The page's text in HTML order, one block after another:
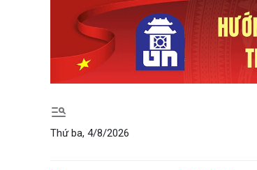
Thứ ba, 4/8/2026